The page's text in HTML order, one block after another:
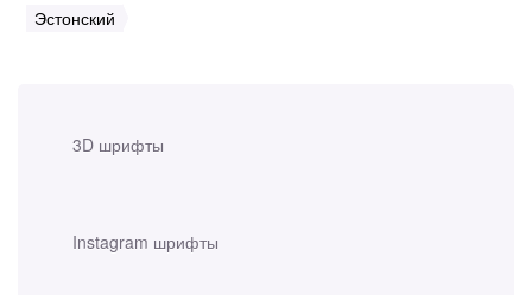
3D шрифты
Instagram шрифты
Эстонский